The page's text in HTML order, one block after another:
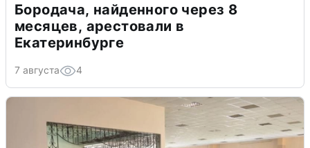
Бородача, найденного через 8
месяцев, арестовали в
Екатеринбурге
7 августа 4